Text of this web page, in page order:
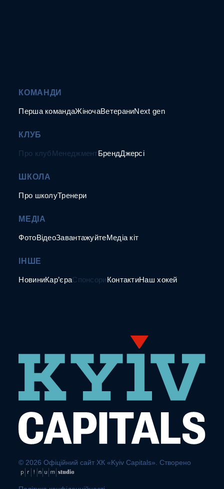
КОМАНДИ
Перша командаЖіночаВетераниNext gen
КЛУБ
Про клубМенеджментБрендДжерсі
ШКОЛА
Про школуТренери
МЕДІА
ФотоВідеоЗавантажуйтеМедіа кіт
ІНШЕ
НовиниКар’єраСпонсориКонтактиНаш хокей
© 2026 Офіційний сайт ХК «Kyiv Capitals». Створено